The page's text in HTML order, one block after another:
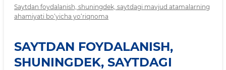
Saytdan foydalanish, shuningdek, saytdagi mavjud atamalarning
ahamiyati bo‘yicha yo‘riqnoma
SAYTDAN FOYDALANISH,
SHUNINGDEK, SAYTDAGI